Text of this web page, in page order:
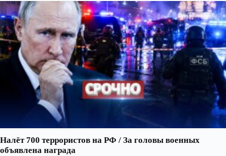
Налёт 700 террористов на РФ / За головы военных
объявлена награда